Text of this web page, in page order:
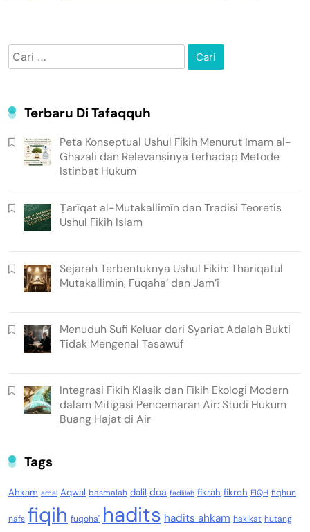
Cari
untuk:
Terbaru Di Tafaqquh
Peta Konseptual Ushul Fikih Menurut Imam al-
Ghazali dan Relevansinya terhadap Metode
Istinbat Hukum
Ṭarīqat al-Mutakallimīn dan Tradisi Teoretis
Ushul Fikih Islam
Sejarah Terbentuknya Ushul Fikih: Thariqatul
Mutakallimin, Fuqaha’ dan Jam’i
Menuduh Sufi Keluar dari Syariat Adalah Bukti
Tidak Mengenal Tasawuf
Integrasi Fikih Klasik dan Fikih Ekologi Modern
dalam Mitigasi Pencemaran Air: Studi Hukum
Buang Hajat di Air
Tags
Ahkam amal Aqwal basmalah dalil doa fadlilah fikrah fikroh FIQH fiqhun
nafs fiqih fuqoha' hadits hadits ahkam hakikat hutang